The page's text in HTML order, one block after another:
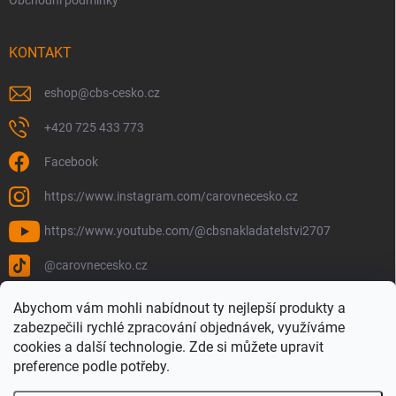
Abychom vám mohli nabídnout ty nejlepší produkty a
zabezpečili rychlé zpracování objednávek, využíváme
cookies a další technologie. Zde si můžete upravit
preference podle potřeby.
KONTAKT
eshop@cbs-cesko.cz
+420 725 433 773
Facebook
https://www.instagram.com/carovnecesko.cz
https://www.youtube.com/@cbsnakladatelstvi2707
@carovnecesko.cz